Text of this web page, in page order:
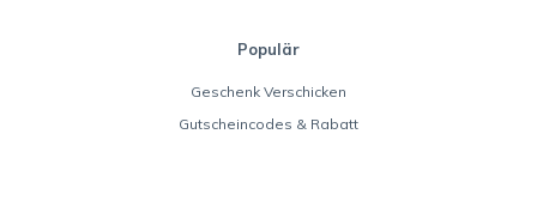
Populär
Geschenk Verschicken
Gutscheincodes & Rabatt